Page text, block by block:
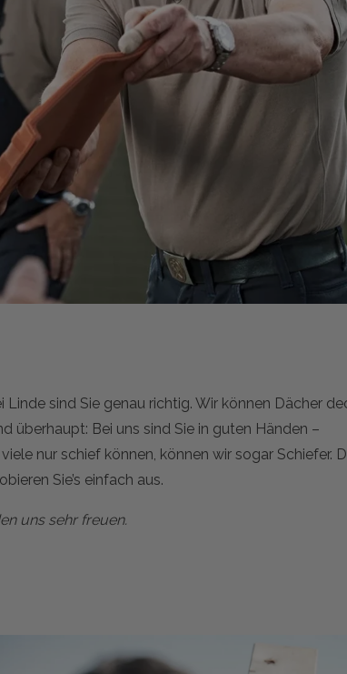
Linde sind Sie genau richtig. Wir können Dächer
überhaupt: Bei uns sind Sie in guten Händen –
nur schief können, können wir sogar Schiefer.
Sie’s einfach aus.
uns sehr freuen.